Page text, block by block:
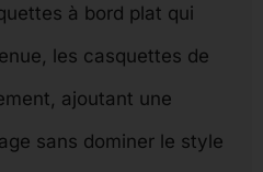
à bord plat qui
les casquettes de
ajoutant une
sans dominer le style